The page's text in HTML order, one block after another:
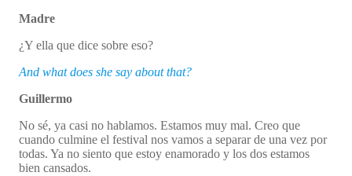
Madre
¿Y ella que dice sobre eso?
And what does she say about that?
Guillermo
No sé, ya casi no hablamos. Estamos muy mal. Creo que
cuando culmine el festival nos vamos a separar de una vez por
todas. Ya no siento que estoy enamorado y los dos estamos
bien cansados.